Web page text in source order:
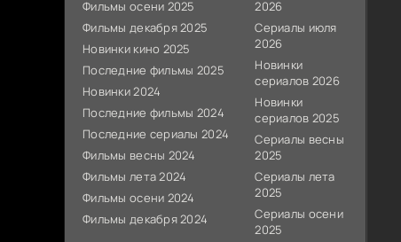
Фильмы осени 2025
Фильмы декабря 2025
Новинки кино 2025
Последние фильмы 2025
Новинки 2024
Последние фильмы 2024
Последние сериалы 2024
Фильмы весны 2024
Фильмы лета 2024
Фильмы осени 2024
Фильмы декабря 2024
2026
Сериалы июля
2026
Новинки
сериалов 2026
Новинки
сериалов 2025
Сериалы весны
2025
Сериалы лета
2025
Сериалы осени
2025